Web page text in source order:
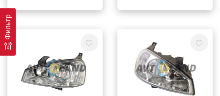
Фильтр